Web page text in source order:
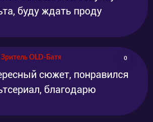
буду ждать проду
Зритель OLD-Батя 0
сюжет, понравился
благодарю